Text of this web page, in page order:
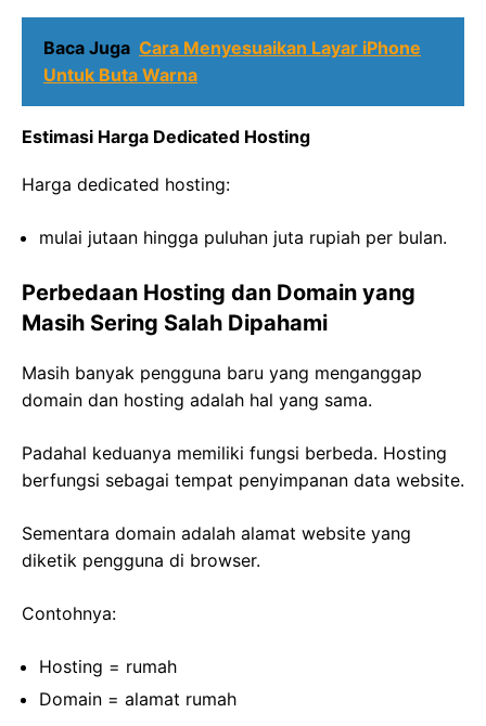
Baca Juga Cara Menyesuaikan Layar iPhone
Untuk Buta Warna
Estimasi Harga Dedicated Hosting
Harga dedicated hosting:
mulai jutaan hingga puluhan juta rupiah per bulan.
Perbedaan Hosting dan Domain yang
Masih Sering Salah Dipahami
Masih banyak pengguna baru yang menganggap
domain dan hosting adalah hal yang sama.
Padahal keduanya memiliki fungsi berbeda. Hosting
berfungsi sebagai tempat penyimpanan data website.
Sementara domain adalah alamat website yang
diketik pengguna di browser.
Contohnya:
Hosting = rumah
Domain = alamat rumah